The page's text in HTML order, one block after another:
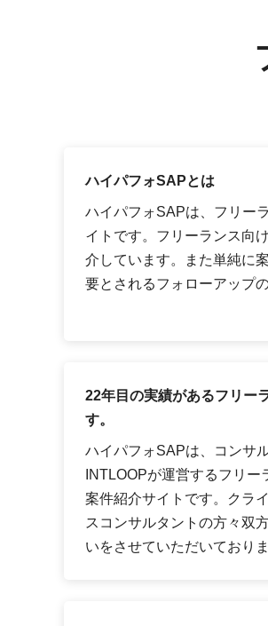
ハイパフォSAPとは
ハイパフォSAPは、フリー
イトです。フリーランス向
介しています。また単純に
要とされるフォローアップ
22年目の実績があるフリー
す。
ハイパフォSAPは、コンサ
INTLOOPが運営するフリ
案件紹介サイトです。クラ
スコンサルタントの方々双
いをさせていただいておりま